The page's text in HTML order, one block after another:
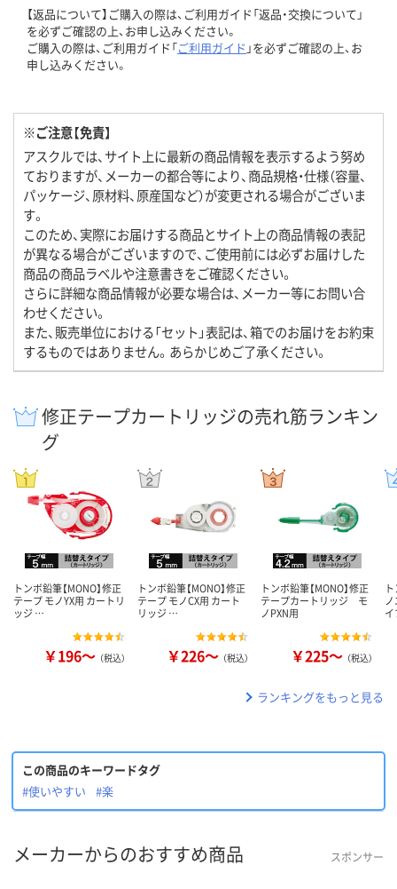
【返品について】ご購入の際は、ご利用ガイド「返品・交換について」
を必ずご確認の上、お申し込みください。
ご購入の際は、ご利用ガイド「ご利用ガイド 」を必ずご確認の上、お
申し込みください。
※ご注意【免責】
アスクルでは、サイト上に最新の商品情報を表示するよう努め
ておりますが、メーカーの都合等により、商品規格・仕様（容量、
パッケージ、原材料、原産国など）が変更される場合がございま
す。
このため、実際にお届けする商品とサイト上の商品情報の表記
が異なる場合がございますので、ご使用前には必ずお届けした
商品の商品ラベルや注意書きをご確認ください。
さらに詳細な商品情報が必要な場合は、メーカー等にお問い合
わせください。
また、販売単位における「セット」表記は、箱でのお届けをお約束
するものではありません。あらかじめご了承ください。
修正テープカートリッジの売れ筋ランキン
グ
トンボ鉛筆【MONO】修正
テープ モノYX用 カートリ
ッジ …
￥196～ （税込）
トンボ鉛筆【MONO】修正
テープ モノCX用 カート
リッジ …
￥226～ （税込）
トンボ鉛筆【MONO】修正
テープカートリッジ モ
ノPXN用
￥225～ （税込）
ランキングをもっと見る
この商品のキーワードタグ
#使いやすい
#楽
メーカーからのおすすめ商品 スポンサー